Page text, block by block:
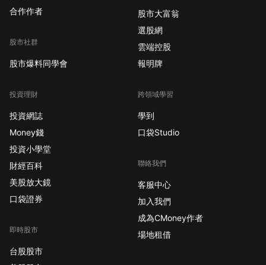
合作作者
股市社群
股市爆料同學會
投資理財
投資網誌
Money錢
投資小學堂
財經百科
美股放大鏡
口袋證券
即時股市
台股股市
股市大富翁
選股網
雲端控股
報明牌
跨領域學習
學到
口袋Studio
聯絡我們
客服中心
加入我們
成為CMoney作者
場地租借